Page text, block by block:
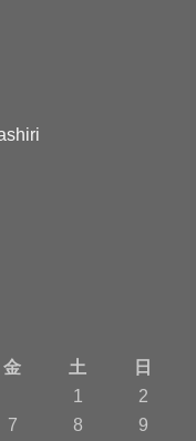
金 土
日
1
2
7 8
9